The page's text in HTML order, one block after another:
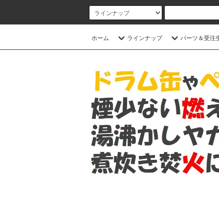
ホーム ラインナップ パーツ＆受注